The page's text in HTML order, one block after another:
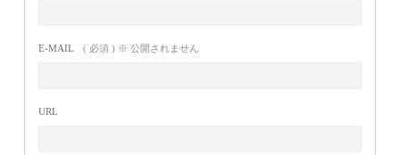
E-MAIL ( 必須 ) ※ 公開されません
URL